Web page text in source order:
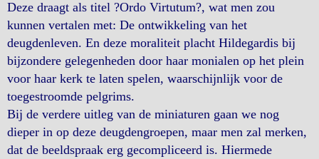
Deze draagt als titel ?Ordo Virtutum?, wat men zou
kunnen vertalen met: De ontwikkeling van het
deugdenleven. En deze moraliteit placht Hildegardis bij
bijzondere gelegenheden door haar monialen op het plein
voor haar kerk te laten spelen, waarschijnlijk voor de
toegestroomde pelgrims.
Bij de verdere uitleg van de miniaturen gaan we nog
dieper in op deze deugdengroepen, maar men zal merken,
dat de beeldspraak erg gecompliceerd is. Hiermede